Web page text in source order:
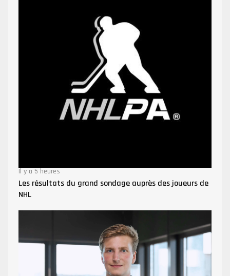
Il y a 5 heures
Les résultats du grand sondage auprès des joueurs de
NHL